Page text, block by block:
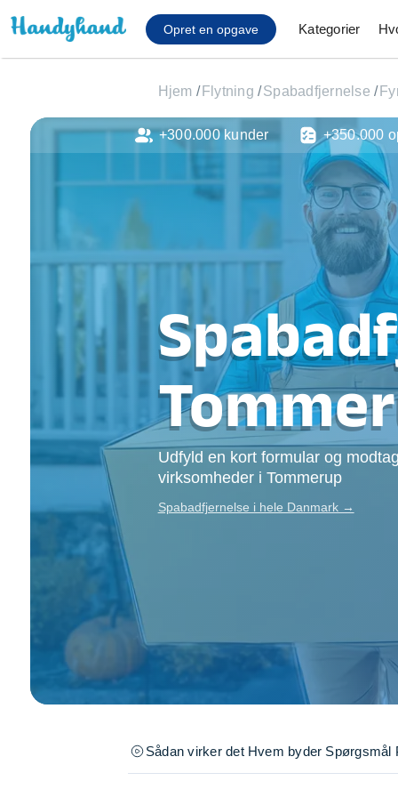
Opret en opgave Kategorier
Affaldsfjernelse
Afhentning af
Anlæg af terrasse
Cykel reparation
Flyttehjælp
Gulvlaminering
Hårde hvidevare
Hjælp til mobil, pc,
Installation af
Møbelsamling og
Ophængning af
Opsætning af
Tømrer
Tunge løft
Underholdning
Se alle...
Hjem / Flytning /Spabadfjernelse /
Udfyld en kort formular og
virksomheder i Tommerup
Spabadfjernelse i hele Danmark →
+300.000 kunder +350.000
Sådan virker det Hvem byder Spørgsmål